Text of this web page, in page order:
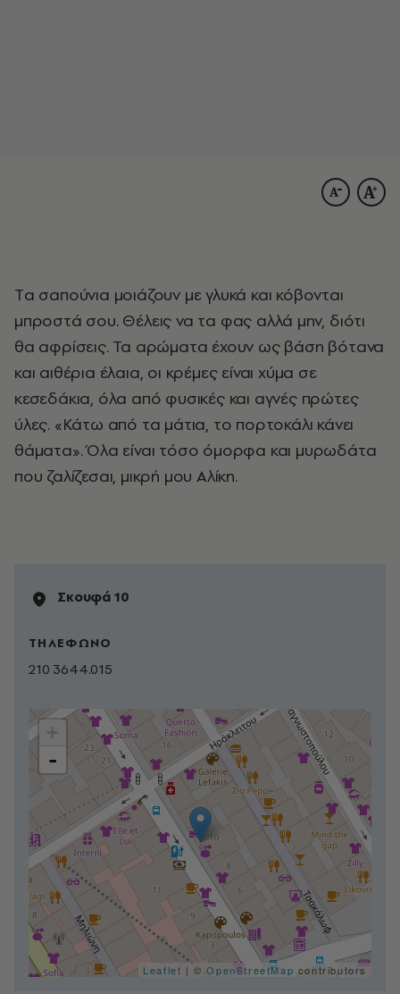
Tα σαπούνια μοιάζουν με γλυκά και κόβονται
μπροστά σου. Θέλεις να τα φας αλλά μην, διότι
θα αφρίσεις. Τα αρώματα έχουν ως βάση βότανα
και αιθέρια έλαια, οι κρέμες είναι χύμα σε
κεσεδάκια, όλα από φυσικές και αγνές πρώτες
ύλες. «Κάτω από τα μάτια, το πορτοκάλι κάνει
θάματα». Όλα είναι τόσο όμορφα και μυρωδάτα
που ζαλίζεσαι, μικρή μου Αλίκη.
Σκουφά 10
ΤΗΛΕΦΩΝΟ
210 3644.015
-
Leaflet | ©OpenStreetMap contributors